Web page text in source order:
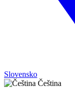
Slovensko
Čeština